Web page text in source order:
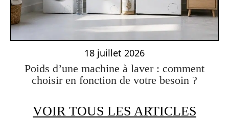
18 juillet 2026
Poids d’une machine à laver : comment
choisir en fonction de votre besoin ?
VOIR TOUS LES ARTICLES